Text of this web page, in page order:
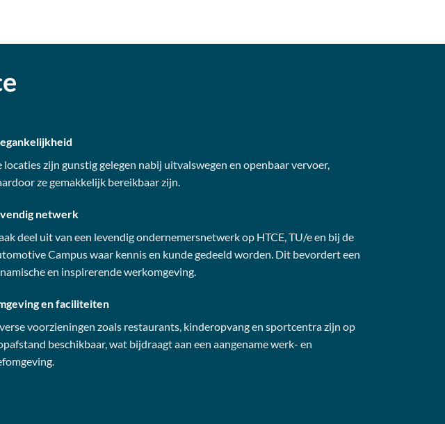
locaties zijn gunstig gelegen nabij uitvalswegen en openbaar vervoer,
ze gemakkelijk bereikbaar zijn.
netwerk
deel uit van een levendig ondernemersnetwerk op HTCE, TU/e en bij de
Campus waar kennis en kunde gedeeld worden. Dit bevordert een
en inspirerende werkomgeving.
en faciliteiten
voorzieningen zoals restaurants, kinderopvang en sportcentra zijn op
beschikbaar, wat bijdraagt aan een aangename werk- en